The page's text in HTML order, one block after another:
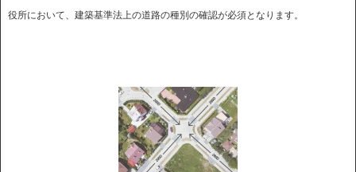
役所において、建築基準法上の道路の種別の確認が必須となります。